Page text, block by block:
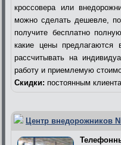
кроссовера или
можно сделать дешевле,
получите бесплатно
какие цены
рассчитывать на
работу и приемлемую
Скидки: постоянным
Центр внедорожников